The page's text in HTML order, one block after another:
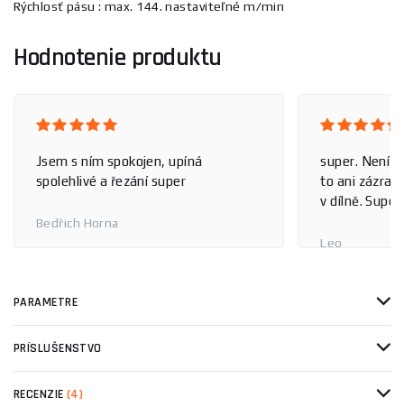
Rýchlosť pásu : max. 144. nastaviteľné m/min
Hodnotenie produktu
Jsem s ním spokojen, upíná
spolehlivé a řezání super
Bedřich Horna
super. Není
to ani
v dílně. Super.
Leo
PARAMETRE
PRÍSLUŠENSTVO
RECENZIE (4)